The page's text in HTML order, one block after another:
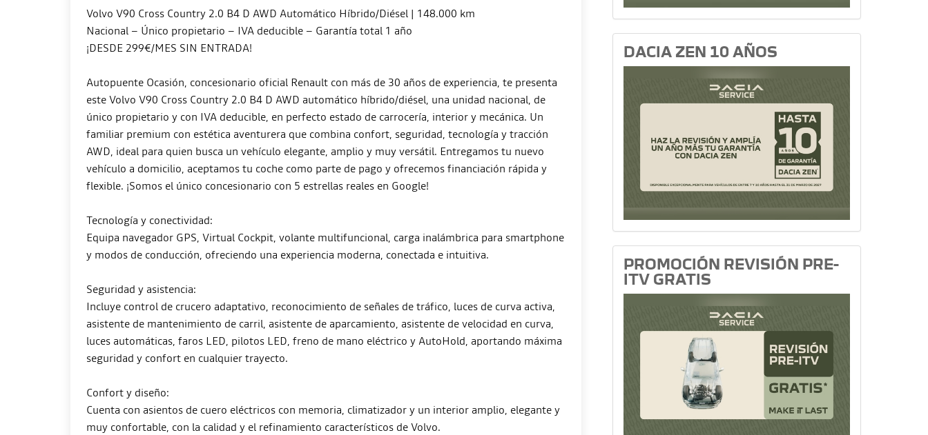
Volvo V90 Cross Country 2.0 B4 D AWD Automático Híbrido/Diésel | 148.000 km
Nacional – Único propietario – IVA deducible – Garantía total 1 año
¡DESDE 299€/MES SIN ENTRADA!
Autopuente Ocasión, concesionario oficial Renault con más de 30 años de experiencia, te presenta
este Volvo V90 Cross Country 2.0 B4 D AWD automático híbrido/diésel, una unidad nacional, de
único propietario y con IVA deducible, en perfecto estado de carrocería, interior y mecánica. Un
familiar premium con estética aventurera que combina confort, seguridad, tecnología y tracción
AWD, ideal para quien busca un vehículo elegante, amplio y muy versátil. Entregamos tu nuevo
vehículo a domicilio, aceptamos tu coche como parte de pago y ofrecemos financiación rápida y
flexible. ¡Somos el único concesionario con 5 estrellas reales en Google!
Tecnología y conectividad:
Equipa navegador GPS, Virtual Cockpit, volante multifuncional, carga inalámbrica para smartphone
y modos de conducción, ofreciendo una experiencia moderna, conectada e intuitiva.
Seguridad y asistencia:
Incluye control de crucero adaptativo, reconocimiento de señales de tráfico, luces de curva activa,
asistente de mantenimiento de carril, asistente de aparcamiento, asistente de velocidad en curva,
luces automáticas, faros LED, pilotos LED, freno de mano eléctrico y AutoHold, aportando máxima
seguridad y confort en cualquier trayecto.
Confort y diseño:
Cuenta con asientos de cuero eléctricos con memoria, climatizador y un interior amplio, elegante y
muy confortable, con la calidad y el refinamiento característicos de Volvo.
DACIA ZEN 10 AÑOS
PROMOCIÓN REVISIÓN PRE-
ITV GRATIS